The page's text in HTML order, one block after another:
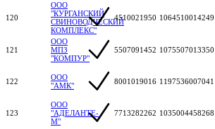
120
ООО
"КУРГАНСКИЙ
СВИНОВОДЧЕСКИЙ
КОМПЛЕКС"
4510021950 1064510014249
121
ООО
МПЗ
"КОМПУР"
5507091452 1075507013350
122
ООО
"АМК"
8001019016 1197536007041
123
ООО
"АДЕЛАНТЕ-
М"
7713282262 1035004458268